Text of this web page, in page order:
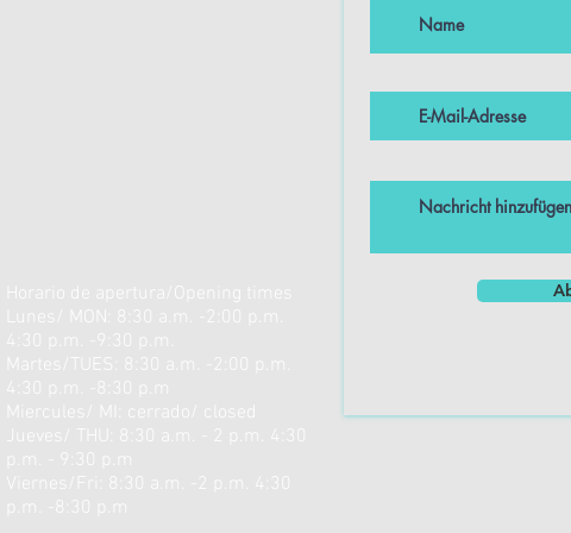
Horario de apertura/Opening times
Lunes/ MON: 8:30 a.m. -2:00 p.m.
4:30 p.m. -9:30 p.m.
Martes/TUES: 8:30 a.m. -2:00 p.m.
4:30 p.m. -8:30 p.m
Miercules/ MI: cerrado/ closed
Jueves/ THU: 8:30 a.m. - 2 p.m. 4:30
Viernes/Fri: 8:30 a.m. -2 p.m. 4:30